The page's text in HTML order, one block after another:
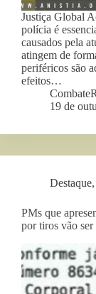
Justiça Global
polícia é
causados pela
atingem de
periféricos são
efeitos…
19 de
Destaque,
PMs que
por tiros vão ser